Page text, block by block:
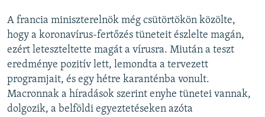
A francia miniszterelnök még csütörtökön közölte,
hogy a koronavírus-fertőzés tüneteit észlelte magán,
ezért leteszteltette magát a vírusra. Miután a teszt
eredménye pozitív lett, lemondta a tervezett
programjait, és egy hétre karanténba vonult.
Macronnak a híradások szerint enyhe tünetei vannak,
dolgozik, a belföldi egyeztetéseken azóta